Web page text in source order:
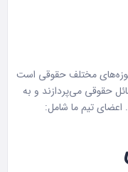
مختلف حقوقی است
حقوقی می‌پردازند و به
اعضای تیم ما شامل: